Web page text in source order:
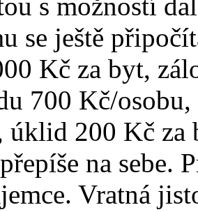
se ještě
Kč za byt,
700 Kč/
úklid 200 Kč
na sebe.
Vratná